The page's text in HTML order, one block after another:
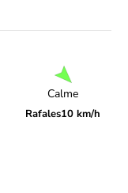
Calme
Rafales10 km/h